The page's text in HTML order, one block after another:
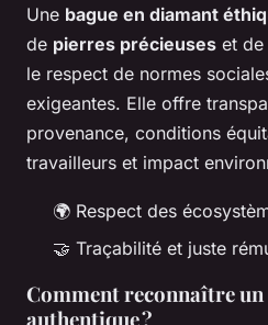
Une bague en diamant
de pierres précieuses et de
le respect de normes
exigeantes. Elle offre
provenance, conditions
travailleurs et impact
🌍 Respect des
🤝 Traçabilité et juste
Comment reconnaître
authentique ?